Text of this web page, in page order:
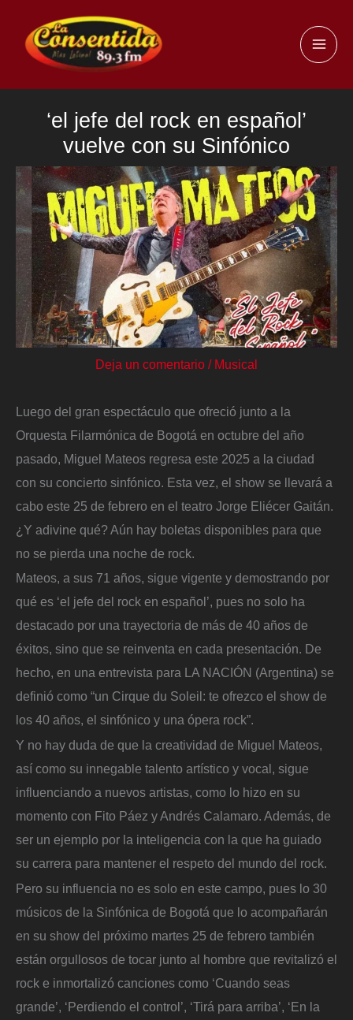
contenido
‘el jefe del rock en español’
vuelve con su Sinfónico
Deja un comentario / Musical
Luego del gran espectáculo que ofreció junto a la
Orquesta Filarmónica de Bogotá en octubre del año
pasado, Miguel Mateos regresa este 2025 a la ciudad
con su concierto sinfónico. Esta vez, el show se llevará a
cabo este 25 de febrero en el teatro Jorge Eliécer Gaitán.
¿Y adivine qué? Aún hay boletas disponibles para que
no se pierda una noche de rock.
Mateos, a sus 71 años, sigue vigente y demostrando por
qué es ‘el jefe del rock en español’, pues no solo ha
destacado por una trayectoria de más de 40 años de
éxitos, sino que se reinventa en cada presentación. De
hecho, en una entrevista para LA NACIÓN (Argentina) se
definió como “un Cirque du Soleil: te ofrezco el show de
los 40 años, el sinfónico y una ópera rock”.
Y no hay duda de que la creatividad de Miguel Mateos,
así como su innegable talento artístico y vocal, sigue
influenciando a nuevos artistas, como lo hizo en su
momento con Fito Páez y Andrés Calamaro. Además, de
ser un ejemplo por la inteligencia con la que ha guiado
su carrera para mantener el respeto del mundo del rock.
Pero su influencia no es solo en este campo, pues lo 30
músicos de la Sinfónica de Bogotá que lo acompañarán
en su show del próximo martes 25 de febrero también
están orgullosos de tocar junto al hombre que revitalizó el
rock e inmortalizó canciones como ‘Cuando seas
grande’, ‘Perdiendo el control’, ‘Tirá para arriba’, ‘En la